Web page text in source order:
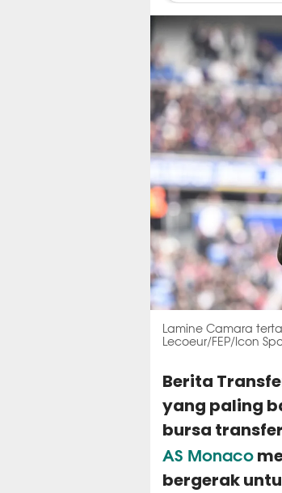
Lamine Camara
Lecoeur/FEP/Icon
Berita
yang paling
bursa
AS Monaco
bergerak